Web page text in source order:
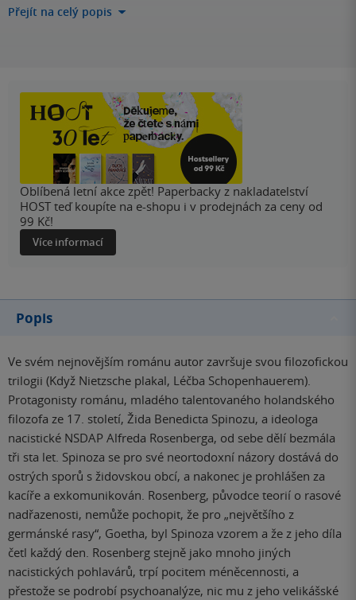
Přejít na celý popis
Oblíbená letní akce zpět! Paperbacky z nakladatelství
HOST teď koupíte na e-shopu i v prodejnách za ceny od
99 Kč!
Více informací
Popis
Ve svém nejnovějším románu autor završuje svou filozofickou
trilogii (Když Nietzsche plakal, Léčba Schopenhauerem).
Protagonisty románu, mladého talentovaného holandského
filozofa ze 17. století, Žida Benedicta Spinozu, a ideologa
nacistické NSDAP Alfreda Rosenberga, od sebe dělí bezmála
tři sta let. Spinoza se pro své neortodoxní názory dostává do
ostrých sporů s židovskou obcí, a nakonec je prohlášen za
kacíře a exkomunikován. Rosenberg, původce teorií o rasové
nadřazenosti, nemůže pochopit, že pro „největšího z
germánské rasy“, Goetha, byl Spinoza vzorem a že z jeho díla
četl každý den. Rosenberg stejně jako mnoho jiných
nacistických pohlavárů, trpí pocitem méněcennosti, a
přestože se podrobí psychoanalýze, nic mu z jeho velikášské